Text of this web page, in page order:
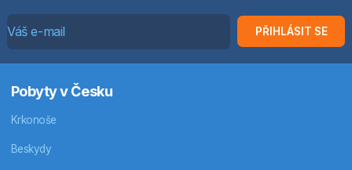
PŘIHLÁSIT SE
Pobyty v Česku
Krkonoše
Beskydy